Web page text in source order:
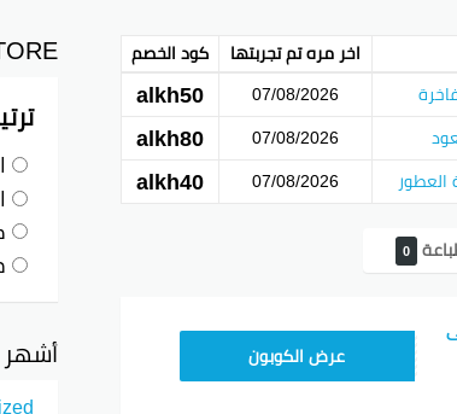
فيسبوك
اخر مره تم تجربتها
كود الخصم
07/08/2026
alkh50
07/08/2026
alkh80
07/08/2026
alkh40
0
على
ALKH80عرض الكوبون أشهر